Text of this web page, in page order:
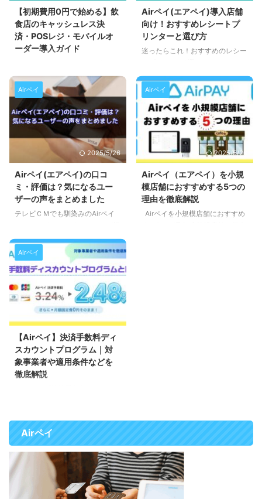
【初期費用0円で始める】飲
食店のキャッシュレス決
済・POSレジ・モバイルオ
ーダー導入ガイド
いけど、初期費用が高そう…」
「POSレジやモバイルオーダーも
気になるけど、コストが心配…」
このような理由で導入をためらっ
ていませんか？ 実は飲食店で
は、キャッシュレス決済・POSレ
ジ・モバイルオーダーを初期費用
0円で導入することが可能です。
ッシュレス決済やモバイルオーダ
ーを導入したい方に向けて、Air
ペイ・Airレジを活用した0円導入
の方法をわかりやすく解説しま
の組合せで0円導入ができます ...
Airペイ(エアペイ)導入店舗
向け！おすすめレシートプ
リンターと選び方
迷ったらこれ！おすすめのレシー
イ）で使用するレシートプリンタ
ーのお勧め機種です。 持ち運び
ができるモバイル型のレシートプ
リンターとレジカウンターに設置
する据置型のレシートプリンター
のお勧め機種をそれぞれ1種ご紹
介します。 もしレシートプリン
ター選びで迷った場合はこの2つ
【モバイル型】セイコーインスツ
ル MP-B20 セイコーインスツ
ルMP-B20は重さ180gの手のひ
らサイズのプリンターで、テーブ
Airペイ
2025/5/26
Airペイ(エアペイ)の口コ
ミ・評価は？気になるユー
ザーの声をまとめました
テレビＣＭでも馴染みのAirペイ
供するキャッシュレス決済サービ
スです。 iPadまたはiPhoneと専
用カードリーダー1台で、クレジ
ットカード、電子マネー、QRコ
ード決済など、全60種類以上の
決済方法に対応できます。 この
ページでは、Airペイを実際に導
ペイの導入を考えている方は参考
にして下さい。 審査に関する口
コミ 審査の難易度に関する口コ
ミ エアペイ審査落ちたー（；
Airペイ
2025/5/26
Airペイ（エアペイ）を小規
模店舗におすすめする5つの
理由を徹底解説
Airペイを小規模店舗におすすめ
Airペイ
2025/5/26
【Airペイ】決済手数料ディ
スカウントプログラム｜対
象事業者や適用条件などを
徹底解説
う手数料の負担を軽減する取り組
みとして2024年12月2日(月)よ
り、中小事業者を対象にクレジッ
トカードの決済手数料を現行の
3.24％から2.48％に引き下げる
「決済手数料ディスカウントプロ
グラム」を開始しました。 対象
Airペイ